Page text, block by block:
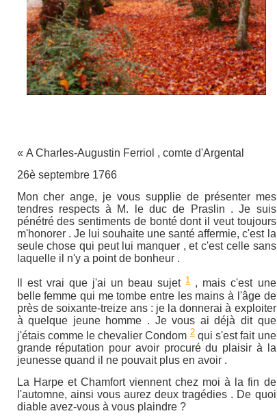
« A Charles-Augustin Ferriol , comte d'Argental
26è septembre 1766
Mon cher ange, je vous supplie de présenter mes
tendres respects à M. le duc de Praslin . Je suis
pénétré des sentiments de bonté dont il veut toujours
m'honorer . Je lui souhaite une santé affermie, c'est la
seule chose qui peut lui manquer , et c'est celle sans
laquelle il n'y a point de bonheur .
Il est vrai que j'ai un beau sujet1, mais c'est une
belle femme qui me tombe entre les mains à l'âge de
près de soixante-treize ans : je la donnerai à exploiter
à quelque jeune homme . Je vous ai déjà dit que
j'étais comme le chevalier Condom2qui s'est fait une
grande réputation pour avoir procuré du plaisir à la
jeunesse quand il ne pouvait plus en avoir .
La Harpe et Chamfort viennent chez moi à la fin de
l'automne, ainsi vous aurez deux tragédies . De quoi
diable avez-vous à vous plaindre ?